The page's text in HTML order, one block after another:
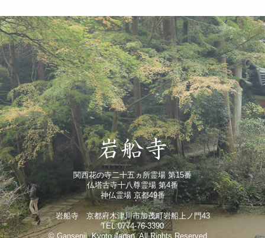
関西花の寺二十五ヵ所霊場 第15番
仏塔古寺十八尊霊場 第4番
神仏霊場 京都49番
岩船寺 京都府木津川市加茂町岩船上ノ門43
TEL 0774-76-3390
© Gansenji, Kyoto Japan. All Rights Reserved.